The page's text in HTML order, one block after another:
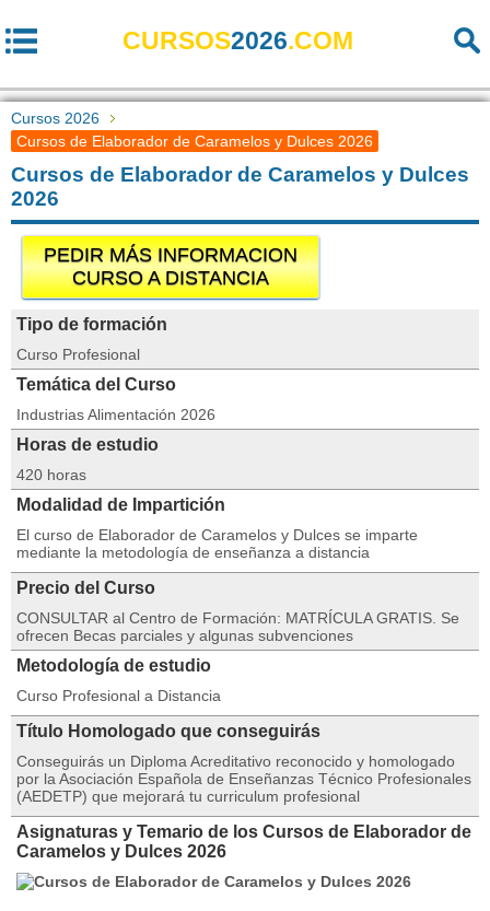
CURSOS2026.COM
Cursos 2026
Cursos de Elaborador de Caramelos y Dulces 2026
Cursos de Elaborador de Caramelos y Dulces
2026
PEDIR MÁS INFORMACION
CURSO A DISTANCIA
Tipo de formación
Curso Profesional
Temática del Curso
Industrias Alimentación 2026
Horas de estudio
420 horas
Modalidad de Impartición
El curso de Elaborador de Caramelos y Dulces se imparte
mediante la metodología de enseñanza a distancia
Precio del Curso
CONSULTAR al Centro de Formación: MATRÍCULA GRATIS. Se
ofrecen Becas parciales y algunas subvenciones
Metodología de estudio
Curso Profesional a Distancia
Título Homologado que conseguirás
Conseguirás un Diploma Acreditativo reconocido y homologado
por la Asociación Española de Enseñanzas Técnico Profesionales
(AEDETP) que mejorará tu curriculum profesional
Asignaturas y Temario de los Cursos de Elaborador de
Caramelos y Dulces 2026